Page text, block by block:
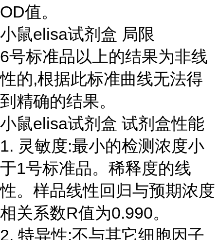
OD值。
小鼠elisa试剂盒 局限
6号标准品以上的结果为非线
性的,根据此标准曲线无法得
到精确的结果。
小鼠elisa试剂盒 试剂盒性能
1. 灵敏度:最小的检测浓度小
于1号标准品。稀释度的线
性。样品线性回归与预期浓度
相关系数R值为0.990。
2. 特异性:不与其它细胞因子